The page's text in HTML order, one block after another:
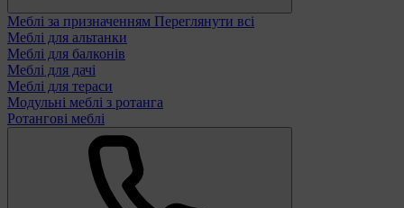
Меблі за призначенням Переглянути всі
Меблі для альтанки
Меблі для балконів
Меблі для дачі
Меблі для тераси
Модульні меблі з ротанга
Ротангові меблі